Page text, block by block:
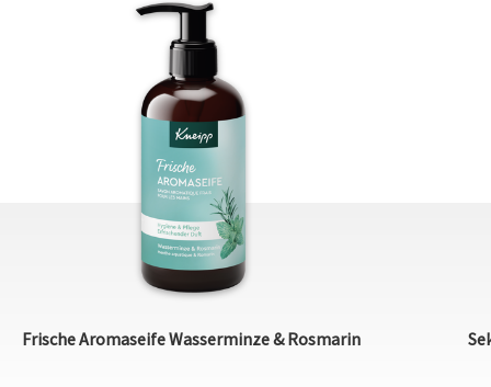
Frische Aromaseife Wasserminze & Rosmarin